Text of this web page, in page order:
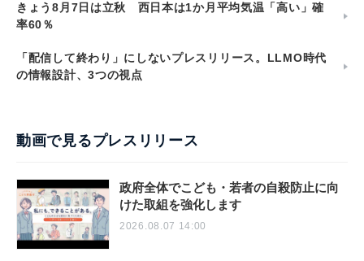
きょう8月7日は立秋 西日本は1か月平均気温「高い」確
率60％
「配信して終わり」にしないプレスリリース。LLMO時代
の情報設計、3つの視点
動画で見るプレスリリース
政府全体でこども・若者の自殺防止に向
けた取組を強化します
2026.08.07 14:00